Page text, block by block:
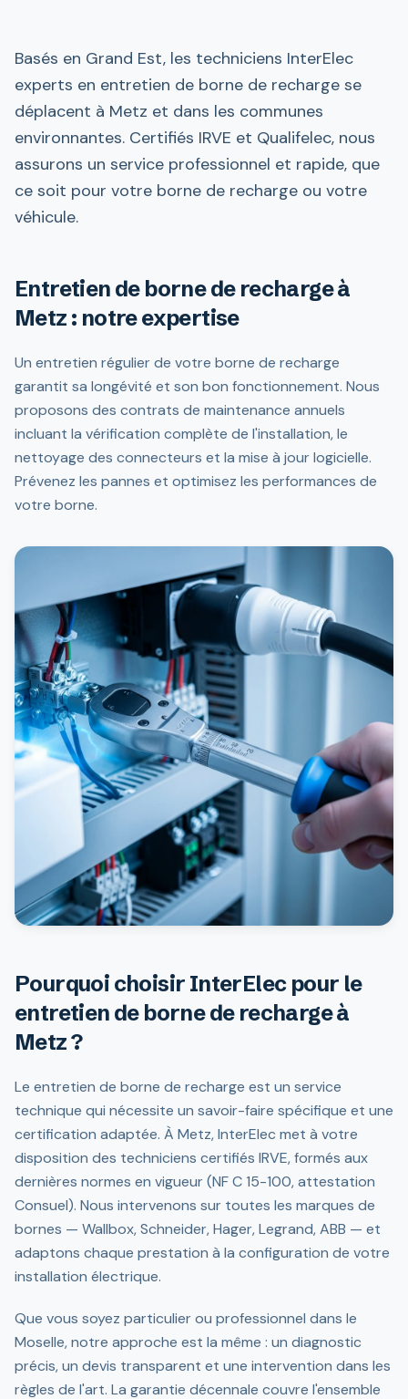
Basés en Grand Est, les techniciens InterElec
experts en entretien de borne de recharge se
déplacent à Metz et dans les communes
environnantes. Certifiés IRVE et Qualifelec, nous
assurons un service professionnel et rapide, que
ce soit pour votre borne de recharge ou votre
véhicule.
Entretien de borne de recharge à
Metz : notre expertise
Un entretien régulier de votre borne de recharge
garantit sa longévité et son bon fonctionnement. Nous
proposons des contrats de maintenance annuels
incluant la vérification complète de l'installation, le
nettoyage des connecteurs et la mise à jour logicielle.
Prévenez les pannes et optimisez les performances de
votre borne.
Pourquoi choisir InterElec pour le
entretien de borne de recharge à
Metz ?
Le entretien de borne de recharge est un service
technique qui nécessite un savoir-faire spécifique et une
certification adaptée. À Metz, InterElec met à votre
disposition des techniciens certifiés IRVE, formés aux
dernières normes en vigueur (NF C 15-100, attestation
Consuel). Nous intervenons sur toutes les marques de
bornes — Wallbox, Schneider, Hager, Legrand, ABB — et
adaptons chaque prestation à la configuration de votre
installation électrique.
Que vous soyez particulier ou professionnel dans le
Moselle, notre approche est la même : un diagnostic
précis, un devis transparent et une intervention dans les
règles de l'art. La garantie décennale couvre l'ensemble